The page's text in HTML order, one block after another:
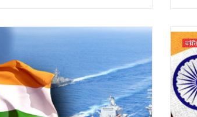
चर्चित